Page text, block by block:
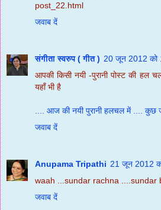
post_22.html
जवाब दें
संगीता स्वरुप ( गीत ) 20 जून 2012 को
आपकी किसी नयी -पुरानी पोस्ट की हल
यहाँ भी है
.... आज की नयी पुरानी हलचल में .... कुछ
जवाब दें
Anupama Tripathi 21 जून 2012
waah ...sundar rachna ....sundar
जवाब दें